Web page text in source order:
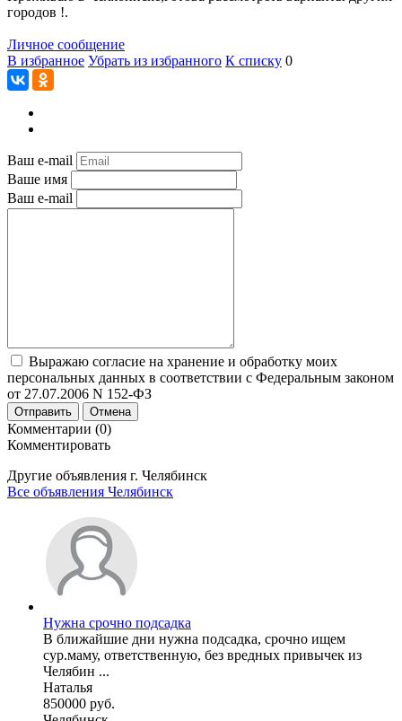
городов !.
Личное сообщение
В избранное Убрать из избранного К списку 0
Ваш e-mail
Ваше имя
Ваш e-mail
Выражаю согласие на хранение и обработку моих
персональных данных в соответствии с Федеральным законом
от 27.07.2006 N 152-ФЗ
Отправить Отмена
Комментарии (0)
Комментировать
Другие объявления г. Челябинск
Все объявления Челябинск
Нужна срочно подсадка
В ближайшие дни нужна подсадка, срочно ищем
сур.маму, ответственную, без вредных привычек из
Челябин ...
Наталья
850000 руб.